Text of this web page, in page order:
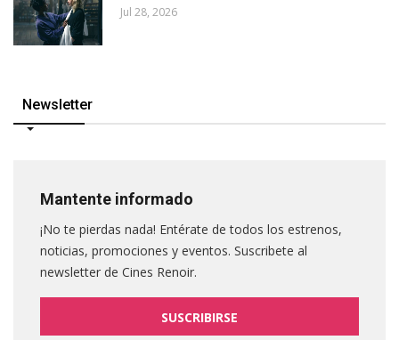
Jul 28, 2026
Newsletter
Mantente informado
¡No te pierdas nada! Entérate de todos los estrenos,
noticias, promociones y eventos. Suscribete al
newsletter de Cines Renoir.
SUSCRIBIRSE